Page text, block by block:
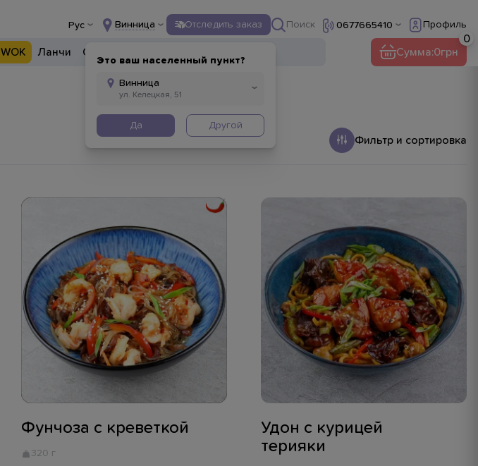
Рус Винница
Это ваш населенный пункт?
Да Другой
Отследить заказ Поиск 0677665410 Профиль
WOK Ланчи Салаты Сумма:0
Фильтр и сортировка
Фунчоза с креветкой
320 г
Удон с курицей
терияки